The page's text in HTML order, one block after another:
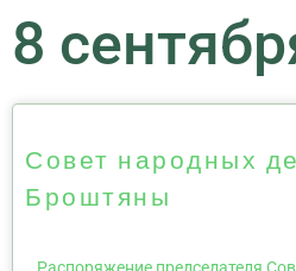
8
Совет народных
Броштяны